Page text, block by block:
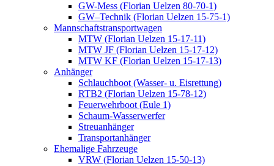
GW-Mess (Florian Uelzen 80-70-1)
GW–Technik (Florian Uelzen 15-75-1)
Mannschaftstransportwagen
MTW (Florian Uelzen 15-17-11)
MTW JF (Florian Uelzen 15-17-12)
MTW KF (Florian Uelzen 15-17-13)
Anhänger
Schlauchboot (Wasser- u. Eisrettung)
RTB2 (Florian Uelzen 15-78-12)
Feuerwehrboot (Eule 1)
Schaum-Wasserwerfer
Streuanhänger
Transportanhänger
Ehemalige Fahrzeuge
VRW (Florian Uelzen 15-50-13)